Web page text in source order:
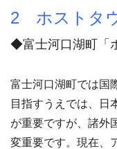
2 ホストタ
◆富士河口湖町「
富士河口湖町では国
目指すうえでは、日
が重要ですが、諸外
変重要です。現在、